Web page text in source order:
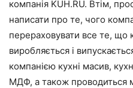
компанія KUH.RU. Втім,
написати про те, чого
перераховувати все те, що
виробляється і
компанією кухні масив,
МДФ, а також проводиться